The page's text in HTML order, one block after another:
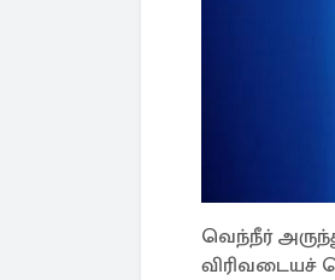
வெந்நீர்
விரிவடையச்